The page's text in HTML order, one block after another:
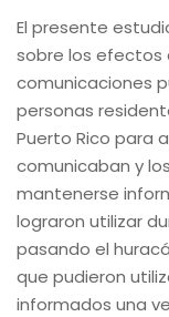
El presente
sobre los efectos
comunicaciones
personas
Puerto Rico para
comunicaban y
mantenerse
lograron utilizar
pasando el
que pudieron
informados una